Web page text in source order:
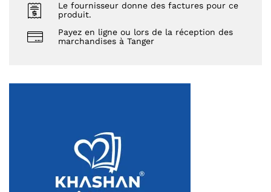
Le fournisseur donne des factures pour ce
produit.
Payez en ligne ou lors de la réception des
marchandises à Tanger